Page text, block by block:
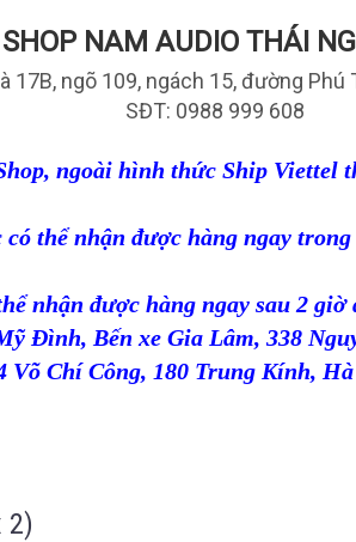
SHOP NAM AUDIO THÁI
17B, ngõ 109, ngách 15, đường Phú
SĐT: 0988 999 608
ngoài hình thức Ship Viettel
thể nhận được hàng ngay
nhận được hàng ngay sau 2 giờ
Đình, Bến xe Gia Lâm, 338
Võ Chí Công, 180 Trung Kính,
2)